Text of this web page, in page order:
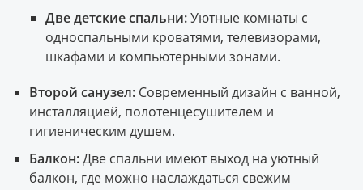
Две детские спальни:Уютные комнаты с
односпальными кроватями, телевизорами,
шкафами и компьютерными зонами.
Второй санузел:Современный дизайн с ванной,
инсталляцией, полотенцесушителем и
гигиеническим душем.
Балкон:Две спальни имеют выход на уютный
балкон, где можно наслаждаться свежим